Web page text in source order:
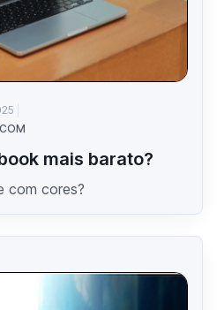
mais barato?
com cores?